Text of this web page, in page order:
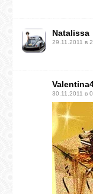
Natalissa
29.11.2011 в
30.11.2011 в